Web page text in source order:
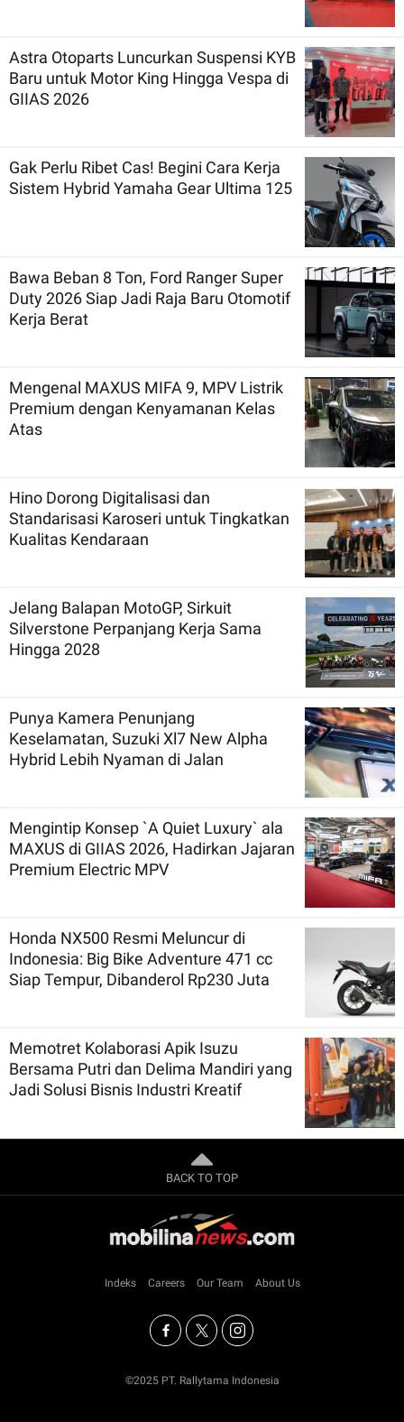
Astra Otoparts Luncurkan Suspensi KYB
Baru untuk Motor King Hingga Vespa di
GIIAS 2026
Gak Perlu Ribet Cas! Begini Cara Kerja
Sistem Hybrid Yamaha Gear Ultima 125
Bawa Beban 8 Ton, Ford Ranger Super
Duty 2026 Siap Jadi Raja Baru Otomotif
Kerja Berat
Mengenal MAXUS MIFA 9, MPV Listrik
Premium dengan Kenyamanan Kelas
Atas
Hino Dorong Digitalisasi dan
Standarisasi Karoseri untuk Tingkatkan
Kualitas Kendaraan
Jelang Balapan MotoGP, Sirkuit
Silverstone Perpanjang Kerja Sama
Hingga 2028
Punya Kamera Penunjang
Keselamatan, Suzuki Xl7 New Alpha
Hybrid Lebih Nyaman di Jalan
Mengintip Konsep `A Quiet Luxury` ala
MAXUS di GIIAS 2026, Hadirkan Jajaran
Premium Electric MPV
Honda NX500 Resmi Meluncur di
Indonesia: Big Bike Adventure 471 cc
Siap Tempur, Dibanderol Rp230 Juta
Memotret Kolaborasi Apik Isuzu
Bersama Putri dan Delima Mandiri yang
Jadi Solusi Bisnis Industri Kreatif
BACK TO TOP
Indeks Careers Our Team About Us
©2025 PT. Rallytama Indonesia